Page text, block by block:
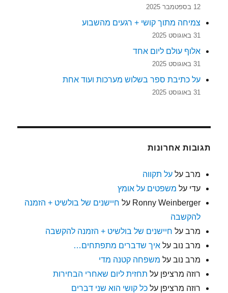
12 בספטמבר 2025
צמיחה מתוך קושי + רגעים מהשבוע
31 באוגוסט 2025
אלוף עולם ליום אחד
31 באוגוסט 2025
על כתיבת ספר בשלוש מערכות ועוד אחת
31 באוגוסט 2025
תגובות אחרונות
מרב עלעל תקווה
עדי על משפטים על אומץ
Ronny Weinberger על חיישנים של בולשיט + הזמנה
להקשבה
מרב על חיישנים של בולשיט + הזמנה להקשבה
מרב נוב עלאיך שדברים מתפתחים…
מרב נוב על משפחה קטנה מדי
רוזה מרציפן על תחזית ליום שאחרי הבחירות
רוזה מרציפן עלכל קושי הוא שני דברים